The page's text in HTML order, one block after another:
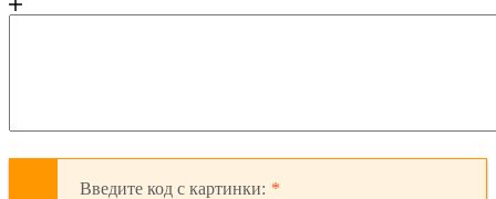
Введите код с картинки: